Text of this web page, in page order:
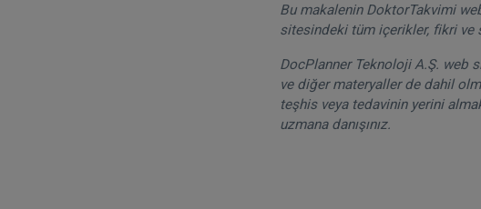
Bu makalenin DoktorTakvimi
sitesindeki tüm içerikler, fikri ve
DocPlanner Teknoloji A.Ş. web
ve diğer materyaller de dahil
teşhis veya tedavinin yerini
uzmana danışınız.